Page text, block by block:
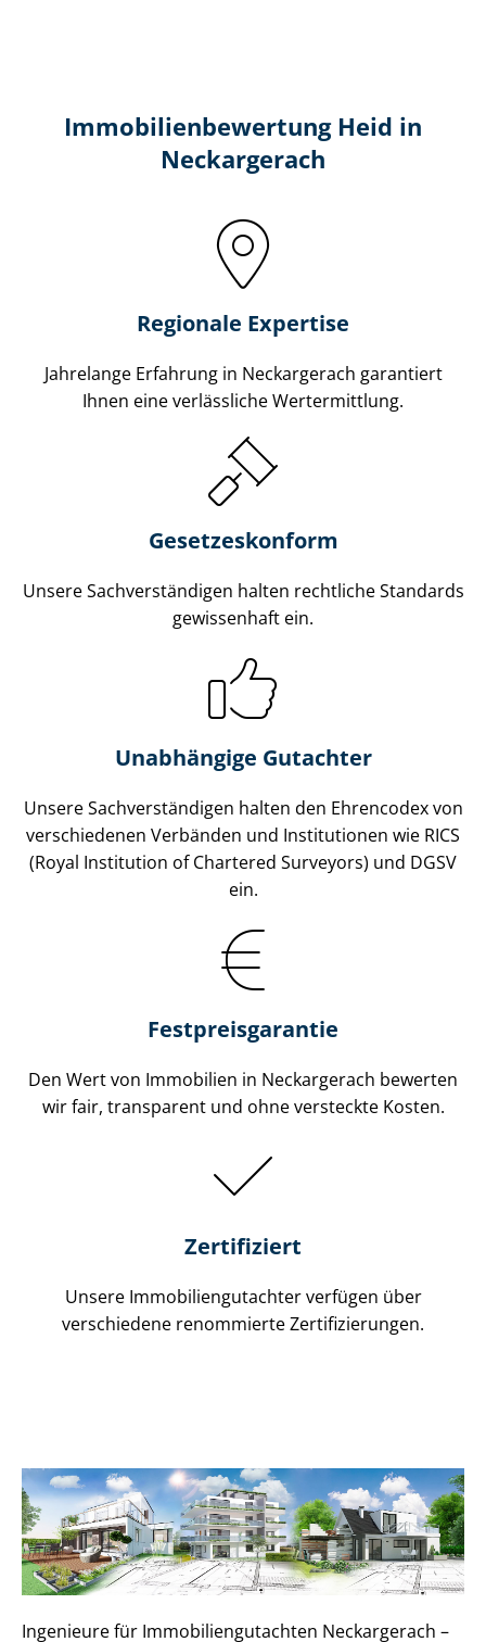
Immobilien­bewertung Heid in
Neckargerach
Regionale Expertise
Jahrelange Erfahrung in Neckargerach garantiert
Ihnen eine verlässliche Wertermittlung.
Gesetzes­konform
Unsere Sach­ver­stän­di­gen halten rechtliche Standards
gewissenhaft ein.
Unabhängige Gutachter
Unsere Sach­ver­stän­di­gen halten den Ehrencodex von
verschiedenen Verbänden und Institutionen wie RICS
(Royal Institution of Chartered Surveyors) und DGSV
ein.
Festpreis​garantie
Den Wert von Immobilien in Neckargerach bewerten
wir fair, transparent und ohne versteckte Kosten.
Zertifiziert
Unsere Immobilien­gutachter verfügen über
verschiedene renommierte Zer­ti­fi­zie­run­gen.
Ingenieure für Im­mo­bi­li­en­gut­ach­ten Neckargerach –